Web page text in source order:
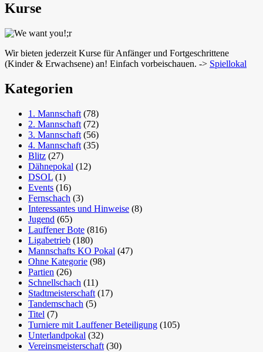
Kurse
Wir bieten jederzeit Kurse für Anfänger und Fortgeschrittene
(Kinder & Erwachsene) an! Einfach vorbeischauen. -> Spiellokal
Kategorien
1. Mannschaft (78)
2. Mannschaft (72)
3. Mannschaft (56)
4. Mannschaft (35)
Blitz (27)
Dähnepokal (12)
DSOL (1)
Events (16)
Fernschach (3)
Interessantes und Hinweise (8)
Jugend (65)
Lauffener Bote (816)
Ligabetrieb (180)
Mannschafts KO Pokal (47)
Ohne Kategorie (98)
Partien (26)
Schnellschach (11)
Stadtmeisterschaft (17)
Tandemschach (5)
Titel (7)
Turniere mit Lauffener Beteiligung (105)
Unterlandpokal (32)
Vereinsmeisterschaft (30)